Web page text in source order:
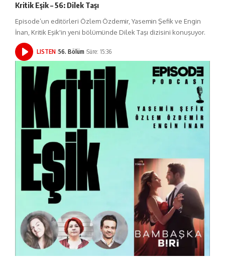
Kritik Eşik – 56: Dilek Taşı
Episode’un editörleri Özlem Özdemir, Yasemin Şefik ve Engin
İnan, Kritik Eşik'in yeni bölümünde Dilek Taşı dizisini konuşuyor.
LISTEN 56. Bölüm Süre: 15:36